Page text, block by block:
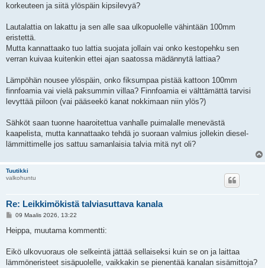
korkeuteen ja siitä ylöspäin kipsilevyä?
Lautalattia on lakattu ja sen alle saa ulkopuolelle vähintään 100mm
eristettä.
Mutta kannattaako tuo lattia suojata jollain vai onko kestopehku sen
verran kuivaa kuitenkin ettei ajan saatossa mädännytä lattiaa?
Lämpöhän nousee ylöspäin, onko fiksumpaa pistää kattoon 100mm
finnfoamia vai vielä paksummin villaa? Finnfoamia ei välttämättä tarvisi
levyttää piiloon (vai pääseekö kanat nokkimaan niin ylös?)
Sähköt saan tuonne haaroitettua vanhalle puimalalle menevästä
kaapelista, mutta kannattaako tehdä jo suoraan valmius jollekin diesel-
lämmittimelle jos sattuu samanlaisia talvia mitä nyt oli?
Tuutikki
valkohuntu
Re: Leikkimökistä talviasuttava kanala
V
e
i
09 Maalis 2026, 13:22
Heippa, muutama kommentti:
Eikö ulkovuoraus ole selkeintä jättää sellaiseksi kuin se on ja laittaa
lämmöneristeet sisäpuolelle, vaikkakin se pienentää kanalan sisämittoja?